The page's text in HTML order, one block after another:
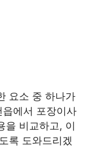
요소 중 하나가
에서 포장이사
을 비교하고, 이
록 도와드리겠